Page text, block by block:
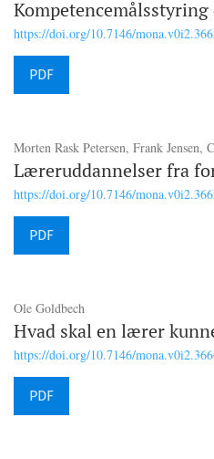
https://doi.org/10.7146/
PDF
Morten Rask Petersen, Frank Jensen,
Læreruddannelser fra
https://doi.org/10.7146/
PDF
Ole Goldbech
Hvad skal en lærer
https://doi.org/10.7146/
PDF